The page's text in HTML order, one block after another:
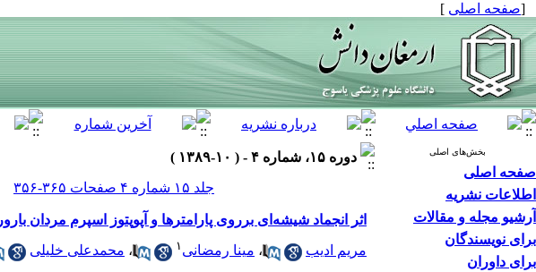
[صفحه اصلی ]
بخش‌های اصلی
صفحه اصلی
اطلاعات نشریه
آرشیو مجله و مقالات
برای نویسندگان
برای داوران
دوره ۱۵، شماره ۴ - ( ۱۰-۱۳۸۹ )
جلد ۱۵ شماره ۴ صفحات ۳۶۵-۳۵۶
اثر انجماد شیشه‌ای برروی پارامترها و آپوپتوز اسپرم مردان بارور
مریم ادیب ، مینا رمضانی ۱ ، محمدعلی خلیلی